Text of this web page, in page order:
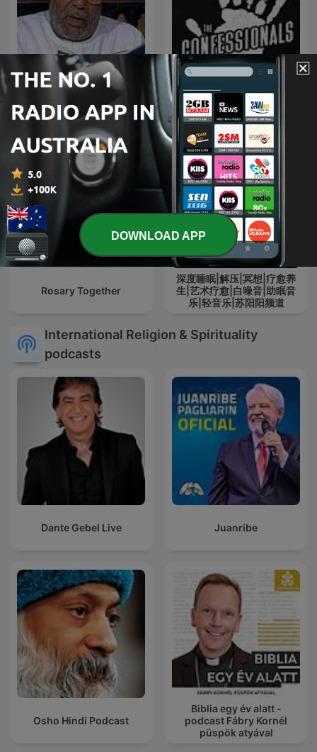
تفسير الشعراوي كاملاً The Confessionals
Rosary Together
深度睡眠|解压|冥想|疗愈养
生|艺术疗愈|白噪音|助眠音
乐|轻音乐|苏阳阳频道
International Religion & Spirituality
podcasts
Dante Gebel Live Juanribe
Osho Hindi Podcast
Biblia egy év alatt -
podcast Fábry Kornél
püspök atyával
DOWNLOAD APP